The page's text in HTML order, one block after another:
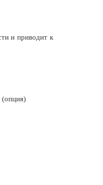
и приводит к
(опция)